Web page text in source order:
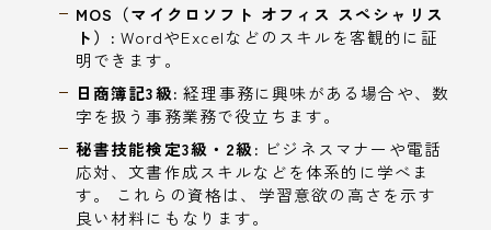
MOS（マイクロソフト オフィス スペシャリス
ト）: WordやExcelなどのスキルを客観的に証
明できます。
日商簿記3級: 経理事務に興味がある場合や、数
字を扱う事務業務で役立ちます。
秘書技能検定3級・2級: ビジネスマナーや電話
応対、文書作成スキルなどを体系的に学べま
す。 これらの資格は、学習意欲の高さを示す
良い材料にもなります。